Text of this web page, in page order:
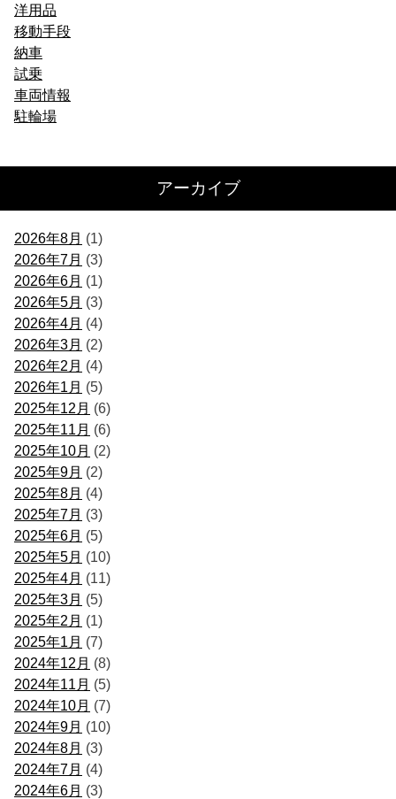
洋用品
移動手段
納車
試乗
車両情報
駐輪場
アーカイブ
2026年8月 (1)
2026年7月 (3)
2026年6月 (1)
2026年5月 (3)
2026年4月 (4)
2026年3月 (2)
2026年2月 (4)
2026年1月 (5)
2025年12月 (6)
2025年11月 (6)
2025年10月 (2)
2025年9月 (2)
2025年8月 (4)
2025年7月 (3)
2025年6月 (5)
2025年5月 (10)
2025年4月 (11)
2025年3月 (5)
2025年2月 (1)
2025年1月 (7)
2024年12月 (8)
2024年11月 (5)
2024年10月 (7)
2024年9月 (10)
2024年8月 (3)
2024年7月 (4)
2024年6月 (3)